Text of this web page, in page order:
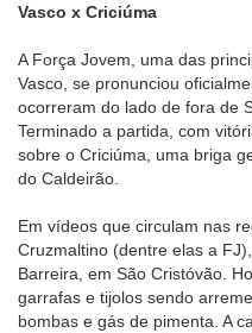
Vasco x Criciúma
A Força Jovem, uma das
Vasco, se pronunciou
ocorreram do lado de fora de
Terminado a partida, com
sobre o Criciúma, uma briga
do Caldeirão.
Em vídeos que circulam nas
Cruzmaltino (dentre elas a
Barreira, em São Cristóvão.
garrafas e tijolos sendo
bombas e gás de pimenta. A